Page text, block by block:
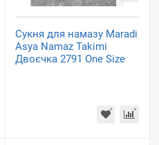
Сукня для намазу Maradi
Asya Namaz Takimi
Двоєчка 2791 One Size